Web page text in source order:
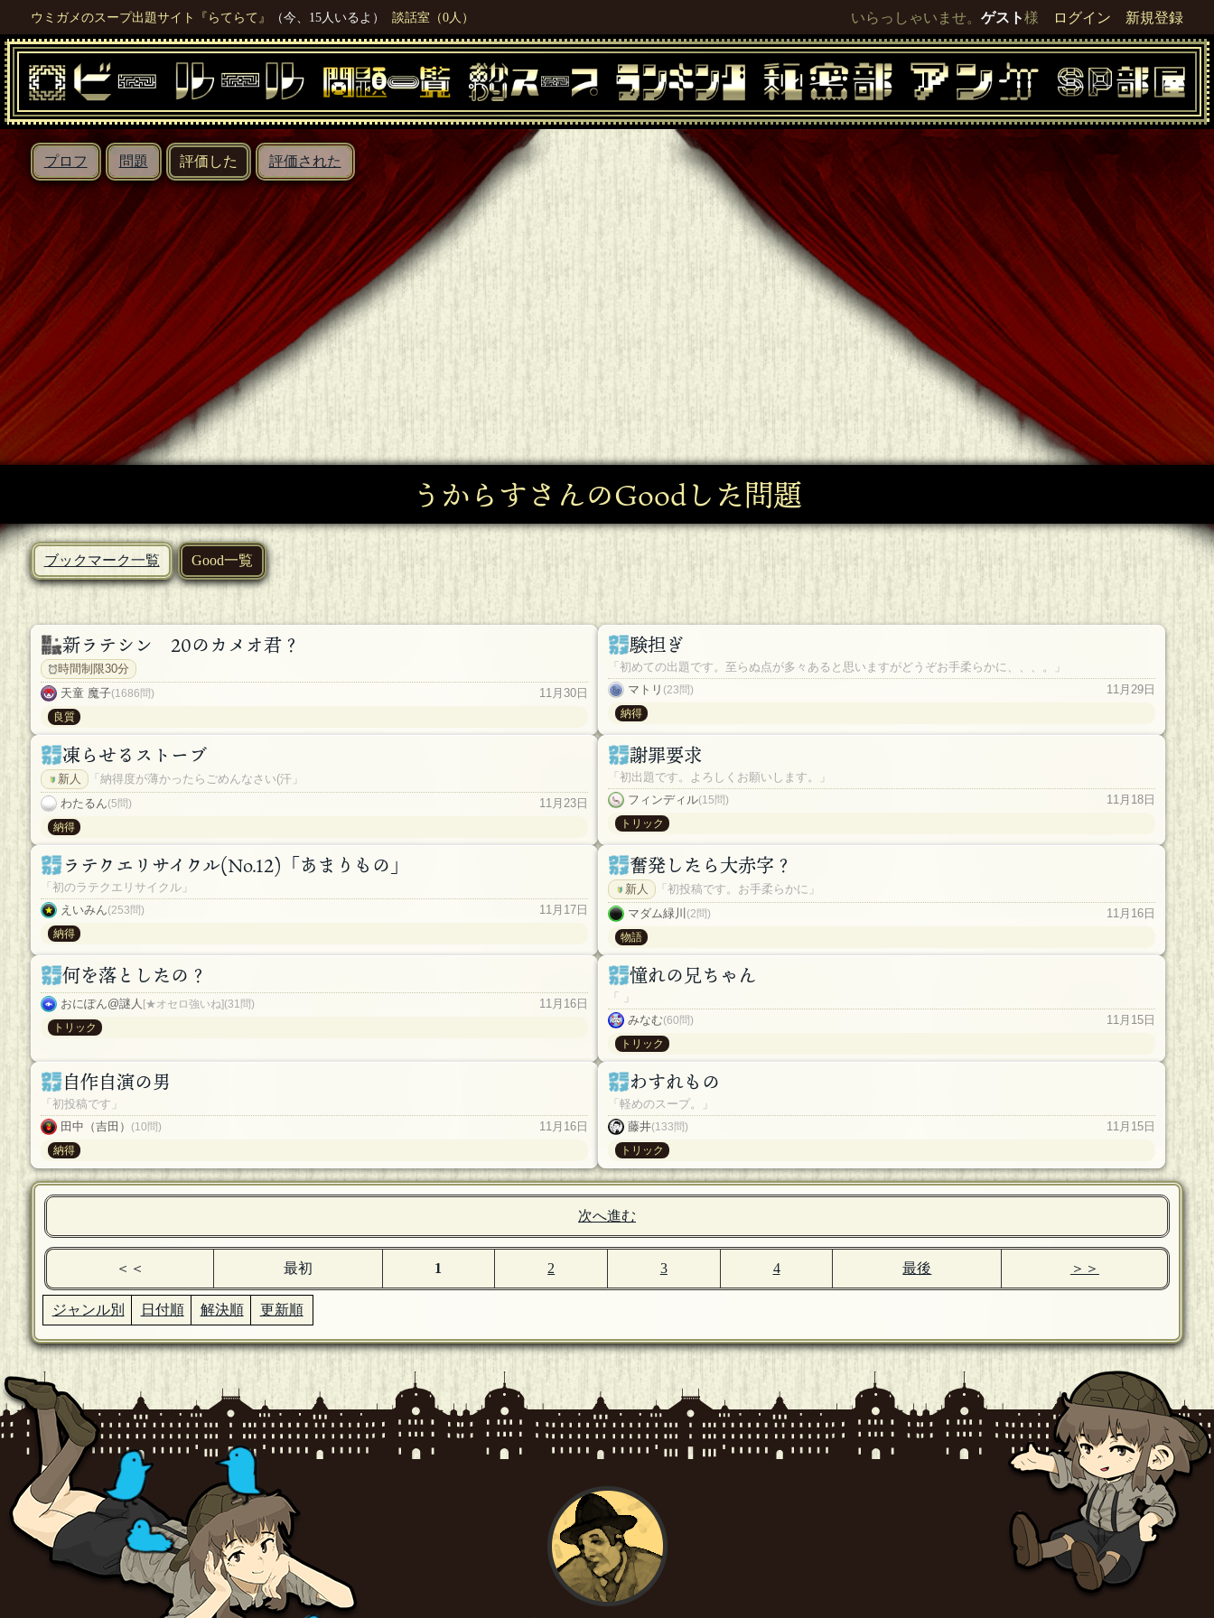
ウミガメのスープ出題サイト『らてらて』 （今、15人いるよ） 談話室（0人） いらっしゃいませ。ゲスト様 ログイン 新規登録
プロフ 問題 評価した 評価された
うからすさんのGoodした問題
ブックマーク一覧 Good一覧
新ラテシン 20のカメオ君？
時間制限30分
天童 魔子(1686問) 11月30日
良質
験担ぎ
「初めての出題です。至らぬ点が多々あると思いますがどうぞお手柔らかに、、、。」
マトリ (23問) 11月29日
納得
凍らせるストーブ
新人
「納得度が薄かったらごめんなさい(汗」
わたるん(5問) 11月23日
納得
謝罪要求
「初出題です。よろしくお願いします。」
フィンディル(15問) 11月18日
トリック
ラテクエリサイクル(No.12)「あまりもの」
「初のラテクエリサイクル」
えいみん(253問) 11月17日
納得
奮発したら大赤字？
新人
「初投稿です。お手柔らかに」
マダム緑川 (2問) 11月16日
物語
何を落としたの？
おにぽん@謎人 [★オセロ強いね](31問) 11月16日
トリック
憧れの兄ちゃん
みなむ(60問) 11月15日
トリック
自作自演の男
「初投稿です」
田中（吉田）
(10問) 11月16日
納得
わすれもの
「軽めのスープ。」
藤井(133問) 11月15日
トリック
次へ進む
＜＜ 最初 1 2 3 4 最後 ＞＞
ジャンル別 日付順 解決順 更新順